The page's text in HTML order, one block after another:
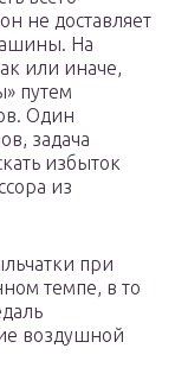
не доставляет
На
или иначе,
путем
Один
задача
избыток
из
при
темпе, в то
воздушной